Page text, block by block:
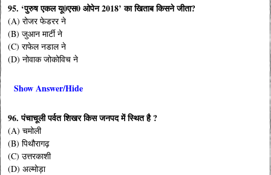
95. ‘पुरुष एकल यू0एस0 ओपेन 2018’ का खिताब किसने जीता?
(A) रोजर फेडरर ने
(B) जुआन मार्टी ने
(C) राफेल नडाल ने
(D) नोवाक जोकोविच ने
Show Answer/Hide
96. पंचाचूली पर्वत शिखर किस जनपद में स्थित है ?
(A) चमोली
(B) पिथौरागढ़
(C) उत्तरकाशी
(D) अल्मोड़ा